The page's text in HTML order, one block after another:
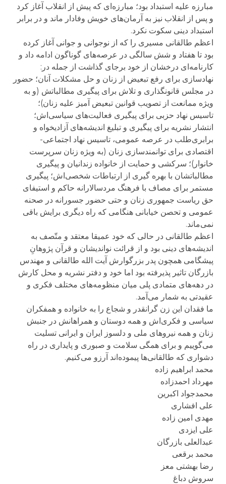
مبارزه علیه استبداد بود؛ مبارزه‌ای که پیش از انقلاب آغاز کرد
و پس از انقلاب نیز به آرمان‌های خویش وفادار ماند و در برابر
استبداد دینی سکوت نکرد.
اعظم طالقانی مسیری را که از نوجوانی و جوانی آغاز کرده
بود تا هفتاد و شش سالگی در عرصه‌های گوناگون ادامه داد و
کارنامه‌ای درخشان از خود برجای گذاشت از جمله در:
نهادسازی برای رفع تبعیض از زنان و حل مشکلات آنان؛ حضور
در مجلس قانونگذاری و تلاش برای پیگیری مطالباتش (و به
ویژه ممانعت از تصویب قوانین تبعیض آمیز علیه زنان)؛
تاسیس نهاد حزبی برای پیگیری فعالیت‌های سیاسی‌اش؛
انتشار نشریه برای پیگیری و تبلیغ اندیشه‌های آزادیخواه و
برابری‌طلب در عرصه عمومی، تاسیس نهاد اجتماعی-
اقتصادی برای توانمندسازی زنان (به ویژه زنان سرپرست
خانوار)؛ سرکشی و حمایت از خانواده زندانیان و پیگیری
مطالباتشان با بهره گیری از ارتباطات شخصی‌اش؛ پیگیری
مستمر برای مصاف با فرهنگ مردسالارانه حاکم و استیفای
حق ریاست جمهوری زنان و حتی حضور جسورانه در صحنه
عمومی و تحصن خیابانی هنگامی که راه دیگری برایش باقی
نمی‌ماند.
اعظم طالقانی در حالی که خود عمیقا معتقد و متّصف به
اندیشه‌های دینی بود و از قرائت نواندیشان و قرآن پژوهانِ
پیشگامی همچون پدر بزرگوارش آیت الله طالقانی و مهندس
بازرگان تاثیر پذیرفته بود اما خود و دفتر نشریه و محل کارش
در دهه‌های متمادی پلی میان منظومه‌های مختلف فکری و
عقیدتی به شمار می‌آمد.
ما فقدان این زن گرانقدر و شجاع را به خانواده و همفکران
سیاسی و فکری‌اش و همه دوستان و همراهانش در جنبش
زنان و همه نیروهای ملی و دلسوز ایران و ایرانی تسلیت
می‌گوییم و برای همگی سلامت و صبوری و پایداری در راه
دشواری که طالقانی‌ها پیموده‌اند آرزو می‌کنیم.
محمد ابراهیم زاده
مهرداد احمدزاده
محمدجواد اکبرین
علی افشاری
مهدی امین زاده
علی ایزدی
عبدالعلی بازرگان
محمد برقعی
رضا بهشتی معز
سروش دباغ